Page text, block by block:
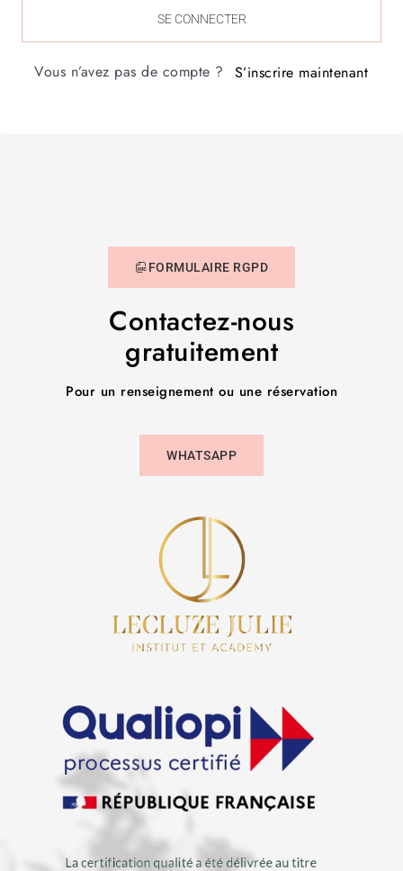
SE CONNECTER
Vous n’avez pas de compte ? S’inscrire maintenant
FORMULAIRE RGPD
Contactez-nous
gratuitement
Pour un renseignement ou une réservation
WHATSAPP